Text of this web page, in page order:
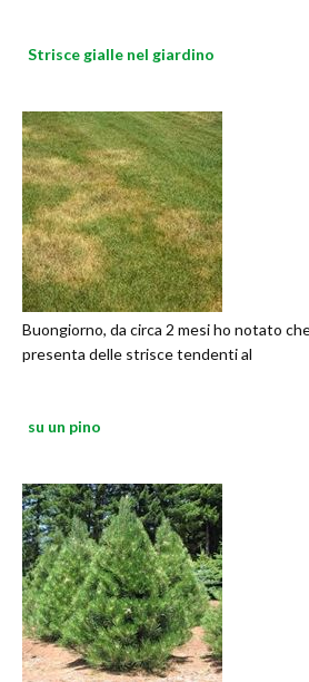
Strisce gialle nel giardino
Buongiorno, da circa 2 mesi ho notato
presenta delle strisce tendenti al
su un pino